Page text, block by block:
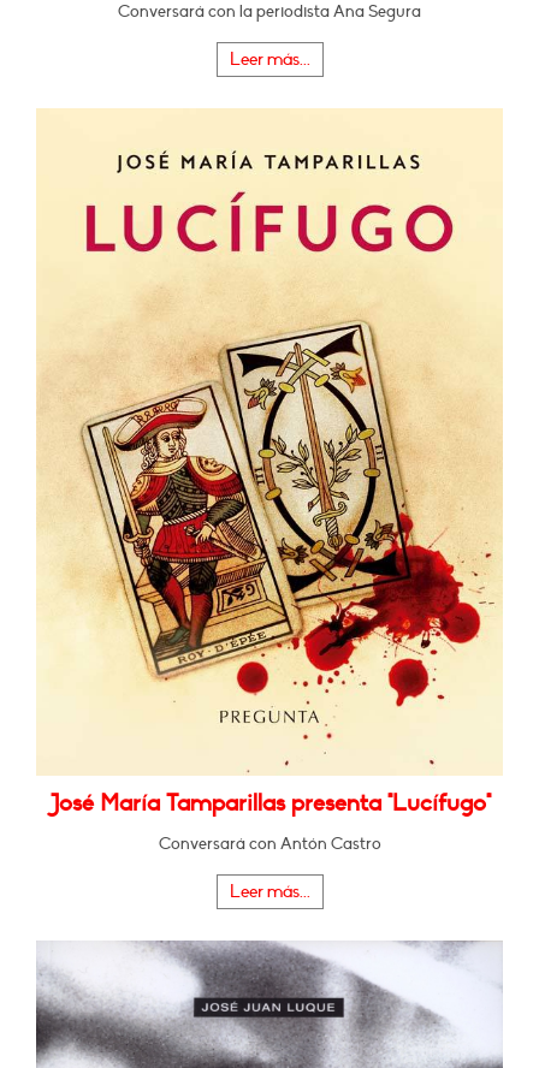
Conversará con la periodista Ana Segura
Leer más...
José María Tamparillas presenta "Lucífugo"
Conversará con Antón Castro
Leer más...